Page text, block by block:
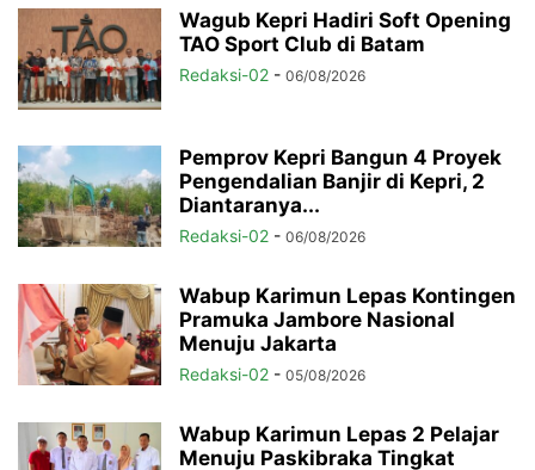
Wagub Kepri Hadiri Soft Opening
TAO Sport Club di Batam
Redaksi-02 - 06/08/2026
Pemprov Kepri Bangun 4 Proyek
Pengendalian Banjir di Kepri, 2
Diantaranya...
Redaksi-02 - 06/08/2026
Wabup Karimun Lepas Kontingen
Pramuka Jambore Nasional
Menuju Jakarta
Redaksi-02 - 05/08/2026
Wabup Karimun Lepas 2 Pelajar
Menuju Paskibraka Tingkat